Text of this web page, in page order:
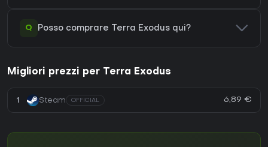
Q Posso comprare Terra Exodus qui?
Migliori prezzi per Terra Exodus
1 Steam OFFICIAL 6,89 €